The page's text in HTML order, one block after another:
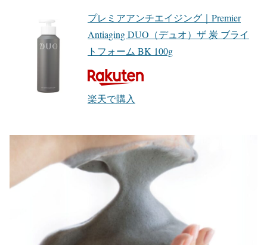
プレミアアンチエイジング｜Premier
Antiaging DUO（デュオ）ザ 炭 ブライ
トフォーム BK 100g
楽天で購入